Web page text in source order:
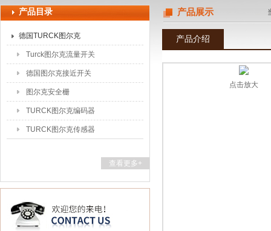
产品目录
德国TURCK图尔克
Turck图尔克流量开关
德国图尔克接近开关
图尔克安全栅
TURCK图尔克编码器
TURCK图尔克传感器
查看更多+
产品展示
产品介绍
点击放大